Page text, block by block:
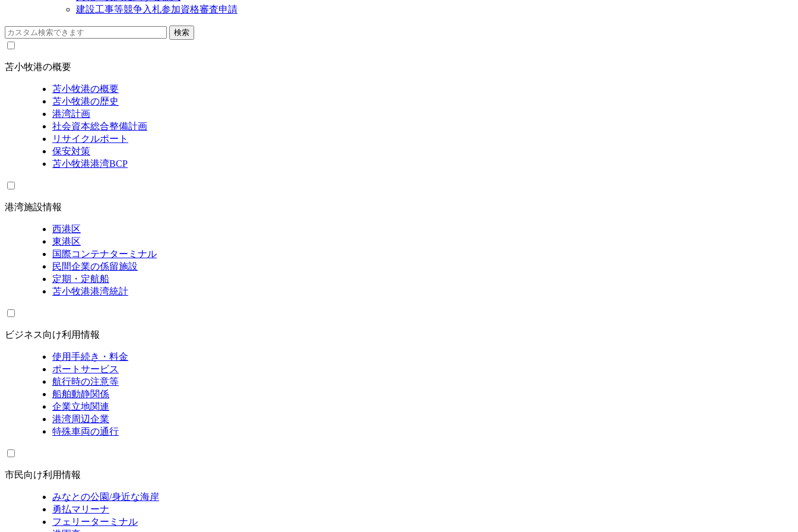
建設工事等競争入札参加資格審査申請
苫小牧港の概要
苫小牧港の概要
苫小牧港の歴史
港湾計画
社会資本総合整備計画
リサイクルポート
保安対策
苫小牧港港湾BCP
港湾施設情報
西港区
東港区
国際コンテナターミナル
民間企業の係留施設
定期・定航船
苫小牧港港湾統計
ビジネス向け利用情報
使用手続き・料金
ポートサービス
航行時の注意等
船舶動静関係
企業立地関連
港湾周辺企業
特殊車両の通行
市民向け利用情報
みなとの公園/身近な海岸
勇払マリーナ
フェリーターミナル